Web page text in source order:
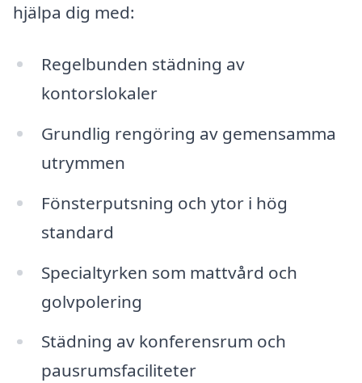
hjälpa dig med:
Regelbunden städning av
kontorslokaler
Grundlig rengöring av gemensamma
utrymmen
Fönsterputsning och ytor i hög
standard
Specialtyrken som mattvård och
golvpolering
Städning av konferensrum och
pausrumsfaciliteter